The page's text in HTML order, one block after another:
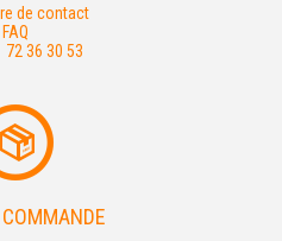
de contact
FAQ
72 36 30 53